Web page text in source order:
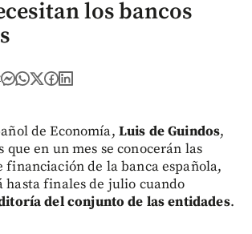
los bancos
de Economía, Luis de Guindos,
que en un mes se conocerán las
financiación de la banca española,
hasta finales de julio cuando
del conjunto de las entidades.